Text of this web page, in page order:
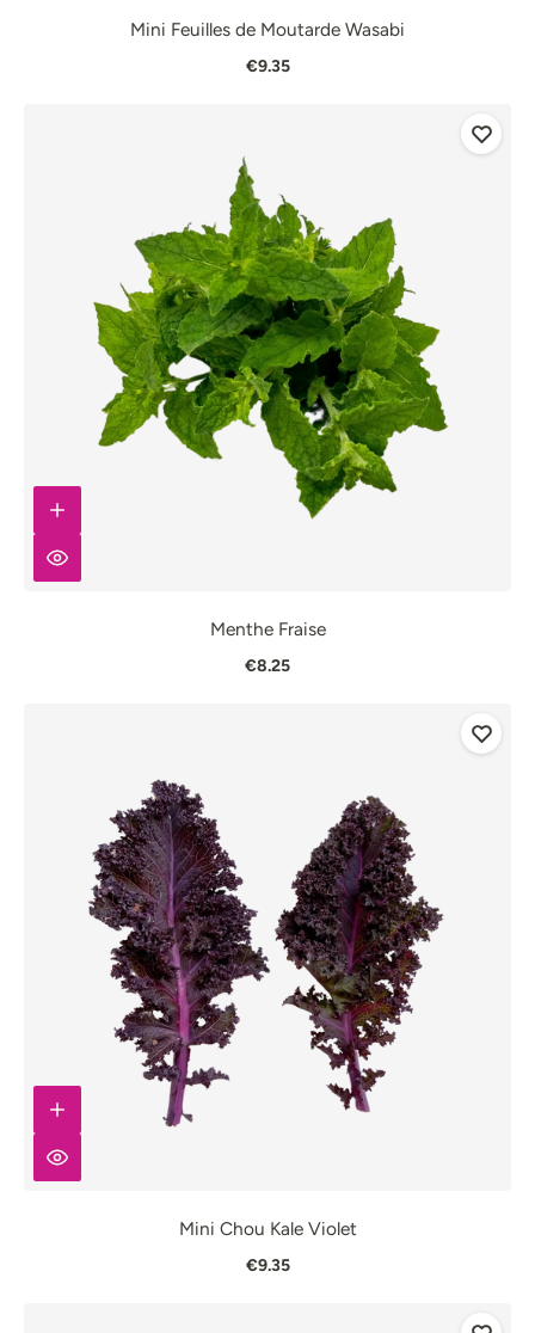
Mini Feuilles de Moutarde Wasabi
€9.35
Menthe Fraise
€8.25
Mini Chou Kale Violet
€9.35